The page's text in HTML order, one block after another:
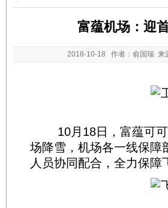
富蕴机场：迎
2018-10-18 作者：俞国瑞 来
10月18日，富蕴可可
场降雪，机场各一线保障
人员协同配合，全力保障